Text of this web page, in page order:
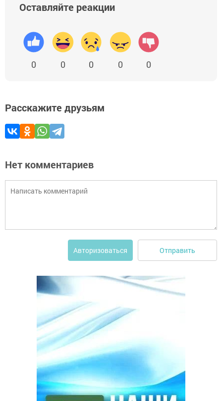
Оставляйте реакции
0 0 0 0 0
Расскажите друзьям
Нет комментариев
Авторизоваться Отправить